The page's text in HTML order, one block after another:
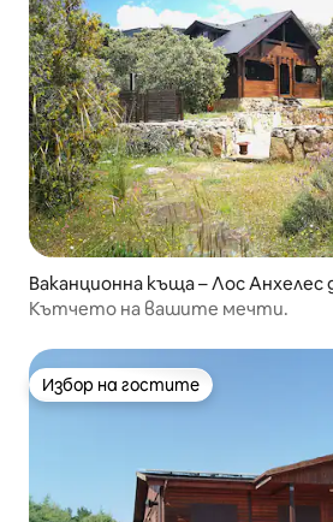
Ваканционна къща – Лос Анхелес
афаел
Кътчето на вашите мечти.
Избор на гостите
Избор на гостите